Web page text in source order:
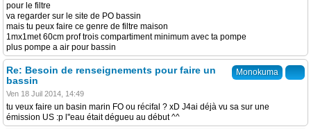
pour le filtre
va regarder sur le site de PO bassin
mais tu peux faire ce genre de filtre maison
1mx1met 60cm prof trois compartiment minimum avec ta pompe
plus pompe a air pour bassin
Monokuma
Re: Besoin de renseignements pour faire un
bassin
Ven 18 Juil 2014, 14:49
tu veux faire un basin marin FO ou récifal ? xD J4ai déjà vu sa sur une
émission US :p l''eau était dégueu au début ^^